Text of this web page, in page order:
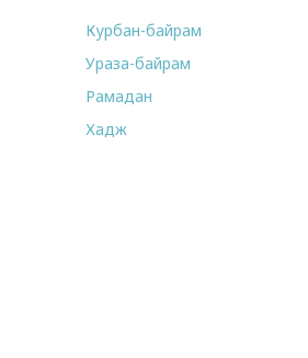
Курбан-байрам
Ураза-байрам
Рамадан
Хадж